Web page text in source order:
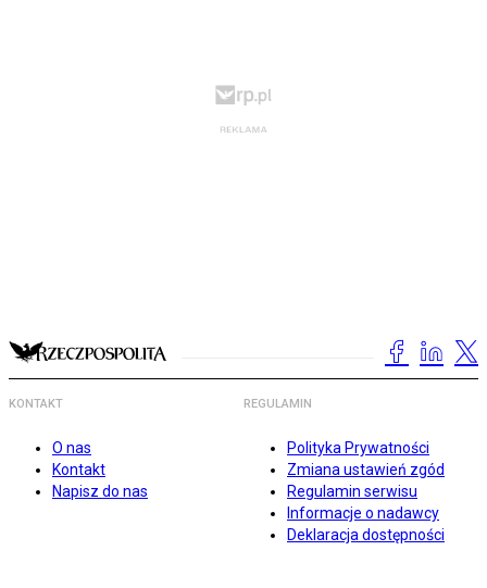
KONTAKT
O nas
Kontakt
Napisz do nas
REGULAMIN
Polityka Prywatności
Zmiana ustawień zgód
Regulamin serwisu
Informacje o nadawcy
Deklaracja dostępności